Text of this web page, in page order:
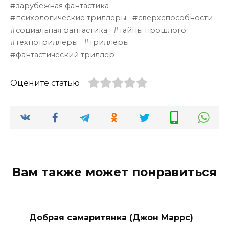
зарубежная фантастика
психологические триллеры
сверхспособности
социальная фантастика
тайны прошлого
технотриллеры
триллеры
фантастический триллер
Оцените статью
Вам также может понравиться
Добрая самаритянка (Джон Маррс)